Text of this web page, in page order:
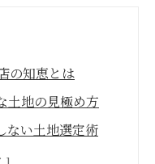
の知恵とは
土地の見極め方
ない土地選定術
戒区域の特徴